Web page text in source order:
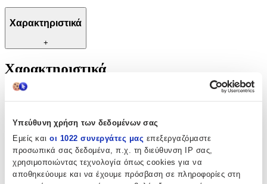
Υπεύθυνη χρήση των δεδομένων σας
Εμείς και οι 1022 συνεργάτες μας επεξεργαζόμαστε
προσωπικά σας δεδομένα, π.χ. τη διεύθυνση IP σας,
χρησιμοποιώντας τεχνολογία όπως cookies για να
αποθηκεύουμε και να έχουμε πρόσβαση σε πληροφορίες στη
Χαρακτηριστικά
+
Χαρακτηριστικά
Κατασκευαστής
Ηλικία:
3+ Ετών
Bristles: